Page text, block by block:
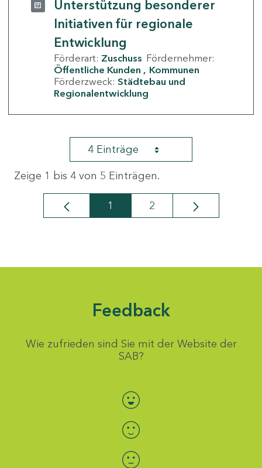
Unterstützung besonderer
Initiativen für regionale
Entwicklung
Förderart: Zuschuss Fördernehmer:
Öffentliche Kunden
Kommunen
Förderzweck: Städtebau und
Regionalentwicklung
4 Einträge
Zeige 1 bis 4 von 5 Einträgen.
Seite
1 Seite
2
Feedback
Wie zufrieden sind Sie mit der Website der
SAB?
Bewertung auswählen